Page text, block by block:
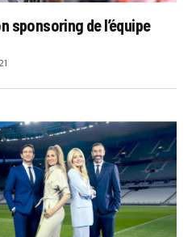
sponsoring de l’équipe